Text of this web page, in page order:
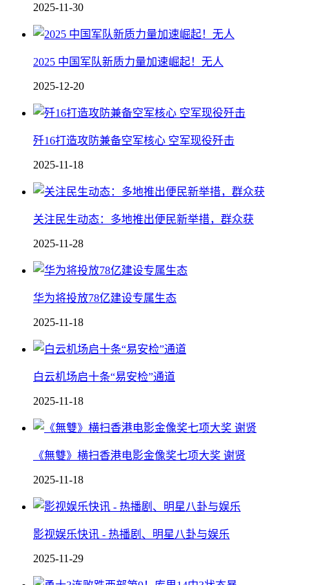
2025-11-30
2025 中国军队新质力量加速崛起！无人
2025-12-20
歼16打造攻防兼备空军核心 空军现役歼击
2025-11-18
关注民生动态：多地推出便民新举措，群众获
2025-11-28
华为将投放78亿建设专属生态
2025-11-18
白云机场启十条“易安检”通道
2025-11-18
《無雙》横扫香港电影金像奖七项大奖 谢贤
2025-11-18
影视娱乐快讯 - 热播剧、明星八卦与娱乐
2025-11-29